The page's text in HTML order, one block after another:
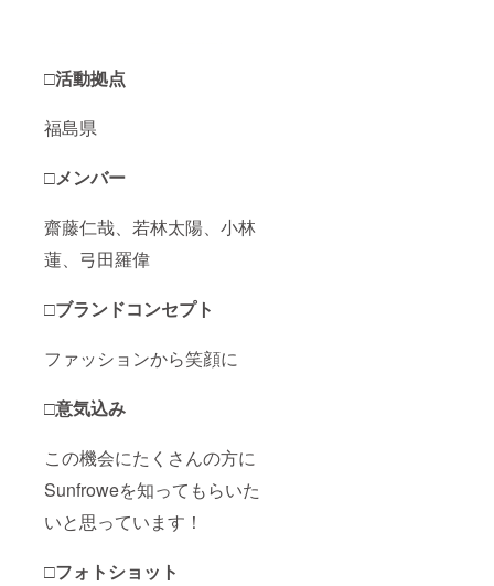
□活動拠点
福島県
□メンバー
齋藤仁哉、若林太陽、小林
蓮、弓田羅偉
□ブランドコンセプト
ファッションから笑顔に
□意気込み
この機会にたくさんの方に
Sunfroweを知ってもらいた
いと思っています！
□フォトショット